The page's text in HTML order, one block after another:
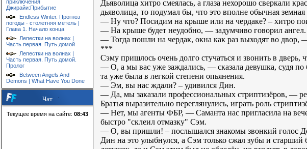
приключения
Джирайи:Прибытие
Endless Winter. Прогноз
погоды - столетняя метель |
Глава 1. Начало конца
Лепестки на волнах |
Часть первая. Путь домой
Лепестки на волнах |
Часть первая. Путь домой.
Пролог
Between Angels And
Demons | What Have You Done
Чат
Текущее время на сайте: 08:43
Дьяволица хитро смеялась, а глаза нехорошо сверкали
дьяволица, то подумал бы, что это вполне обычная земная
— Ну что? Посидим на крыше или на чердаке? – хитро
— На крыше будет неудобно, — задумчиво говорил ангел.
— Тогда пошли на чердак, окна как раз выходят во двор,
***
Сэму пришлось очень долго стучаться и звонить в
— О, а мы вас уже заждались, — сказала девушка, судя
та уже была в легкой степени опьянения.
— Эм, вы нас ждали? – удивился Дин.
— Да, мы заказали профессиональных стриптизёров, —
Братья выразительно переглянулись, играть роль
— Нет, мы агенты ФБР, — Саманта нас пригласила на
быстро "склеил отмазку" Сэм.
— О, вы пришли! – послышался знакомы звонкий голос
Дин на это улыбнулся, а Сэм только сжал зубы и